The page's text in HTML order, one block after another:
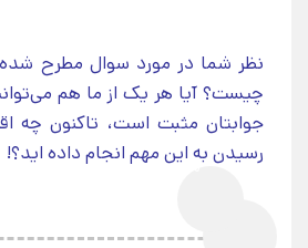
نظر شما در مورد سوال مطرح
چیست؟ آیا هر یک از ما هم
جوابتان مثبت است، تاکنون چه
رسیدن به این مهم انجام داده اید؟!
0%